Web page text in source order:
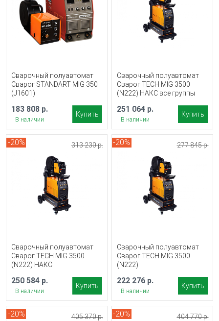
Сварочный полуавтомат
Сварог STANDART MIG 350
(J1601)
183 808 р.
В наличии
Купить
Сварочный полуавтомат
Сварог TECH MIG 3500
(N222) НАКС все группы
251 064 р.
В наличии
Купить
-20%
Сварочный полуавтомат
Сварог TECH MIG 3500
(N222) НАКС
250 584 р.
В наличии
313 230 р.
Купить
-20%
Сварочный полуавтомат
Сварог TECH MIG 3500
(N222)
222 276 р.
В наличии
277 845 р.
Купить
-20% 405 370 р. -20% 404 770 р.